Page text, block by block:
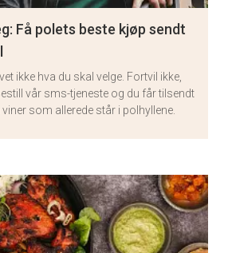
Få polets beste kjøp sendt
ikke hva du skal velge. Fortvil ikke,
vår sms-tjeneste og du får tilsendt
som allerede står i polhyllene.